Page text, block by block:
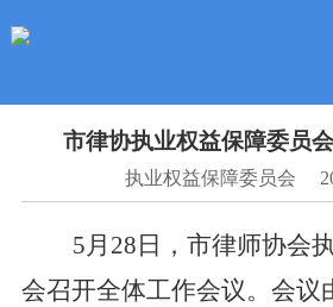
市律协执业权益保障委员
执业权益保障委员会
5月 28 日，市律师协会
会召开全体工作会议。会议